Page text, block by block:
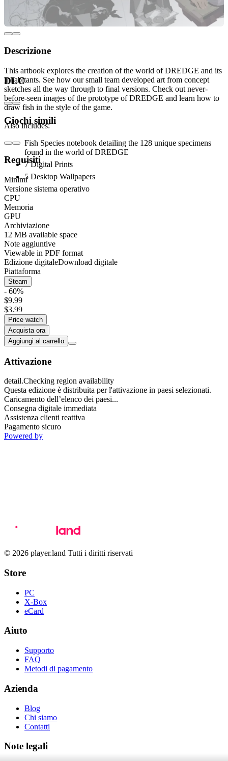
Descrizione
This artbook explores the creation of the world of DREDGE and its
inhabitants. See how our small team developed art from concept
sketches all the way through to final versions. Check out never-
before-seen images of the prototype of DREDGE and learn how to
draw fish in the style of the game.
Also includes:
Fish Species notebook detailing the 128 unique specimens
found in the world of DREDGE
7 Digital Prints
5 Desktop Wallpapers
DLC
Giochi simili
Requisiti
Minimi
Versione sistema operativo
CPU
Memoria
GPU
Archiviazione
12 MB available space
Note aggiuntive
Viewable in PDF format
Edizione digitaleDownload digitale
Piattaforma
Steam
- 60%
$9.99
$3.99
Price watch
Acquista ora
Aggiungi al carrello
Attivazione
detail.Checking region availability
Questa edizione è distribuita per l'attivazione in paesi selezionati.
Caricamento dell’elenco dei paesi...
Consegna digitale immediata
Assistenza clienti reattiva
Pagamento sicuro
Powered by
© 2026 player.land Tutti i diritti riservati
Store
PC
X-Box
eCard
Aiuto
Supporto
FAQ
Metodi di pagamento
Azienda
Blog
Chi siamo
Contatti
Note legali